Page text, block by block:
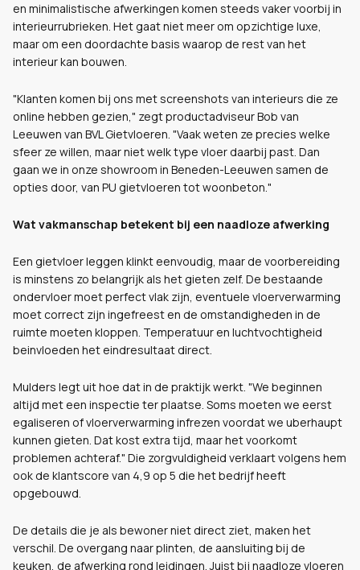
en minimalistische afwerkingen komen steeds vaker voorbij in
interieurrubrieken. Het gaat niet meer om opzichtige luxe,
maar om een doordachte basis waarop de rest van het
interieur kan bouwen.
"Klanten komen bij ons met screenshots van interieurs die ze
online hebben gezien," zegt productadviseur Bob van
Leeuwen van BVL Gietvloeren. "Vaak weten ze precies welke
sfeer ze willen, maar niet welk type vloer daarbij past. Dan
gaan we in onze showroom in Beneden-Leeuwen samen de
opties door, van PU gietvloeren tot woonbeton."
Wat vakmanschap betekent bij een naadloze afwerking
Een gietvloer leggen klinkt eenvoudig, maar de voorbereiding
is minstens zo belangrijk als het gieten zelf. De bestaande
ondervloer moet perfect vlak zijn, eventuele vloerverwarming
moet correct zijn ingefreest en de omstandigheden in de
ruimte moeten kloppen. Temperatuur en luchtvochtigheid
beinvloeden het eindresultaat direct.
Mulders legt uit hoe dat in de praktijk werkt. "We beginnen
altijd met een inspectie ter plaatse. Soms moeten we eerst
egaliseren of vloerverwarming infrezen voordat we uberhaupt
kunnen gieten. Dat kost extra tijd, maar het voorkomt
problemen achteraf." Die zorgvuldigheid verklaart volgens hem
ook de klantscore van 4,9 op 5 die het bedrijf heeft
opgebouwd.
De details die je als bewoner niet direct ziet, maken het
verschil. De overgang naar plinten, de aansluiting bij de
keuken, de afwerking rond leidingen. Juist bij naadloze vloeren